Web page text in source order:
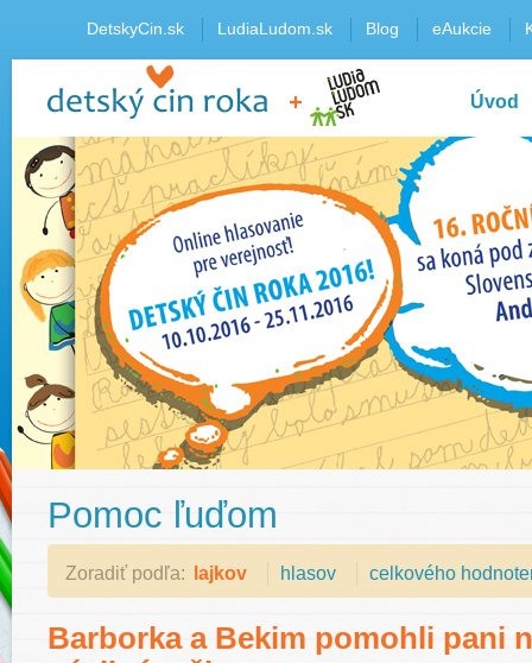
DetskyCin.sk LudiaLudom.sk Blog eAukcie
Úvod
Pomoc ľuďom
Zoradiť podľa: lajkov hlasov celkového
Barborka a Bekim pomohli pani